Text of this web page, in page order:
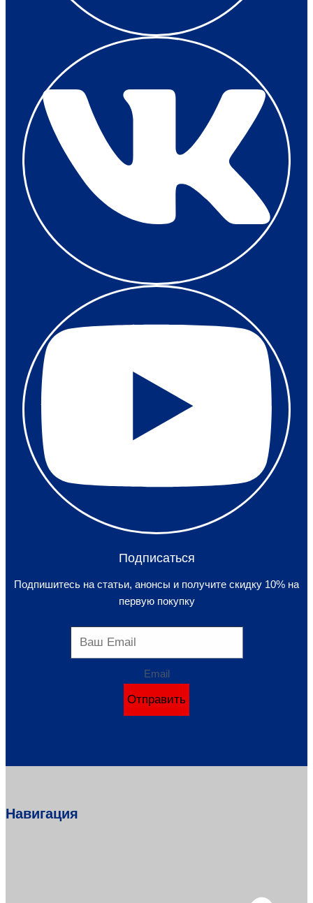
Подписаться
Подпишитесь на статьи, анонсы и получите скидку 10% на
первую покупку
Email
Отправить
Навигация